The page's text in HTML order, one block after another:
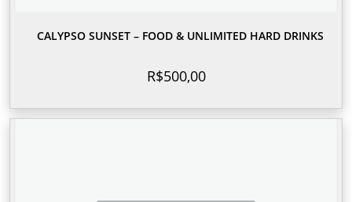
CALYPSO SUNSET – FOOD & UNLIMITED HARD DRINKS
R$500,00